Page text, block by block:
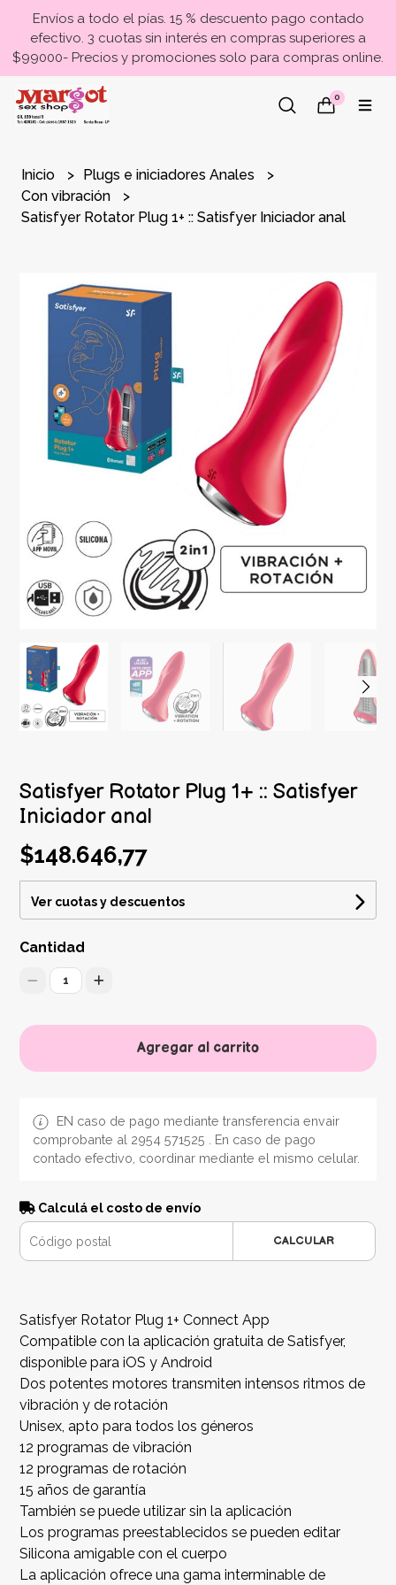
Envíos a todo el pías. 15 % descuento pago contado
efectivo. 3 cuotas sin interés en compras superiores a
$99000- Precios y promociones solo para compras online.
0
Inicio
Plugs e iniciadores Anales
Con vibración
Satisfyer Rotator Plug 1+ :: Satisfyer Iniciador anal
Satisfyer Rotator Plug 1+ :: Satisfyer
Iniciador anal
$148.646,77
Ver cuotas y descuentos
Cantidad
1
Agregar al carrito
EN caso de pago mediante transferencia envair
comprobante al 2954 571525 . En caso de pago
contado efectivo, coordinar mediante el mismo celular.
Calculá el costo de envío
CALCULAR
Satisfyer Rotator Plug 1+ Connect App
Compatible con la aplicación gratuita de Satisfyer,
disponible para iOS y Android
Dos potentes motores transmiten intensos ritmos de
vibración y de rotación
Unisex, apto para todos los géneros
12 programas de vibración
12 programas de rotación
15 años de garantía
También se puede utilizar sin la aplicación
Los programas preestablecidos se pueden editar
Silicona amigable con el cuerpo
La aplicación ofrece una gama interminable de